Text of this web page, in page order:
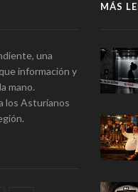
una
información y
mano.
los Asturianos
MÁS